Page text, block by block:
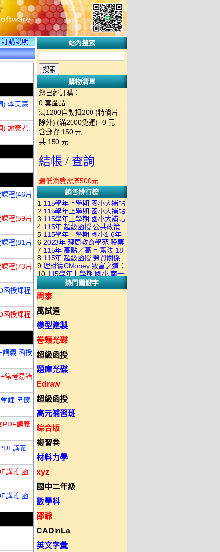
訂購説明
) 李天豪
) 謝豪老
程(46片
程(59片
程(81片
程(73片
函授課程
函授課程
講義 函授
常考易錯
課 呂懷
PDF講義
講義
講義 函
講義 函
站內搜索
購物清單
您已經訂購：
0 套產品
滿1200自動扣200 (特價片
除外) (滿2000免運) -0 元
含郵資 150 元
共 150 元
結帳 / 查詢
最低消費需滿500元
銷售排行榜
1 115學年上學期 國小大補帖
南一版 國語+數學+社會+生活
+自然 1-6年級 教學光碟DVD
版(3DVD)
2 115學年上學期 國小大補帖
康軒版 國語+數學+社會+生活
+自然 1-6年級 教學光碟DVD
版(3DVD)
3 115學年上學期 國小大補帖
翰林版 國語+數學+社會+生活
+自然 1-6年級 教學光碟DVD
版(3DVD)
4 115年 超級函授 公共政策
22堂課+總複習 張楚老師 含
PDF講義 函授DVD(9DVD)
5 115學年上學期 國小1-6年
級 習作解答(含康軒.南一.翰林
全版本.全科目)合輯版 DVD版
6 2023年 理周教育學苑 股票
當沖煉金術 主講：朱家泓 國
語發音 DVD版
7 115年 高點／高上 憲法 18
堂課 宗台大老師 含PDF講義
函授DVD(8DVD)【適用於律
師司法考試】
8 115年 超級函授 勞資關係
概要 11堂課+總複習 陸川老
師 含PDF講義 函授
DVD(5DVD)
9 理財寶CMoney 致富之道：
上班族飆股攻略班 主講：朱
家泓+林穎 國語發音 DVD版
10 115學年上學期 國小 南一
版 教師手冊(全年級、全領域)
教學光碟DVD版
熱門關鍵字
周泰
萬試通
模型建製
卷類光碟
超級函授
題庫光碟
Edraw
超級函授
高元補習班
綜合版
複習卷
材料力學
xyz
國中二年級
數學科
邵爺
CADInLa
英文字彙